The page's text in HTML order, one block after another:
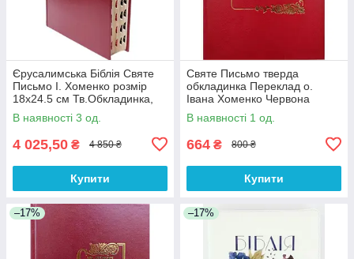
Єрусалимська Біблія Святе
Письмо І. Хоменко розмір
18х24.5 см Тв.Обкладинка,
Індекси
В наявності 3 од.
4 025,50 ₴ 4 850 ₴
Купити
Святе Письмо тверда
обкладинка Переклад о.
Івана Хоменко Червона
розмір 15х20.5 см (арт.
1063.Ч)
В наявності 1 од.
664 ₴ 800 ₴
Купити
–17% –17%